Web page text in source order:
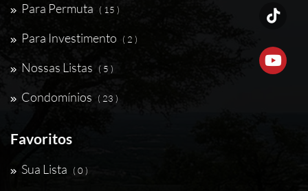
Para Permuta ( 15 )
Para Investimento ( 2 )
Nossas Listas ( 5 )
Condomínios ( 23 )
Favoritos
Sua Lista ( 0 )